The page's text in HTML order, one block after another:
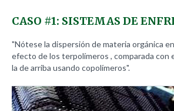
Galería Inauguración
Galería Las Instalaciones
Contacto
CASO #1: SISTEMAS DE
"Nótese la dispersión de materia orgánica
efecto de los terpolímeros , comparada con
la de arriba usando copolímeros".